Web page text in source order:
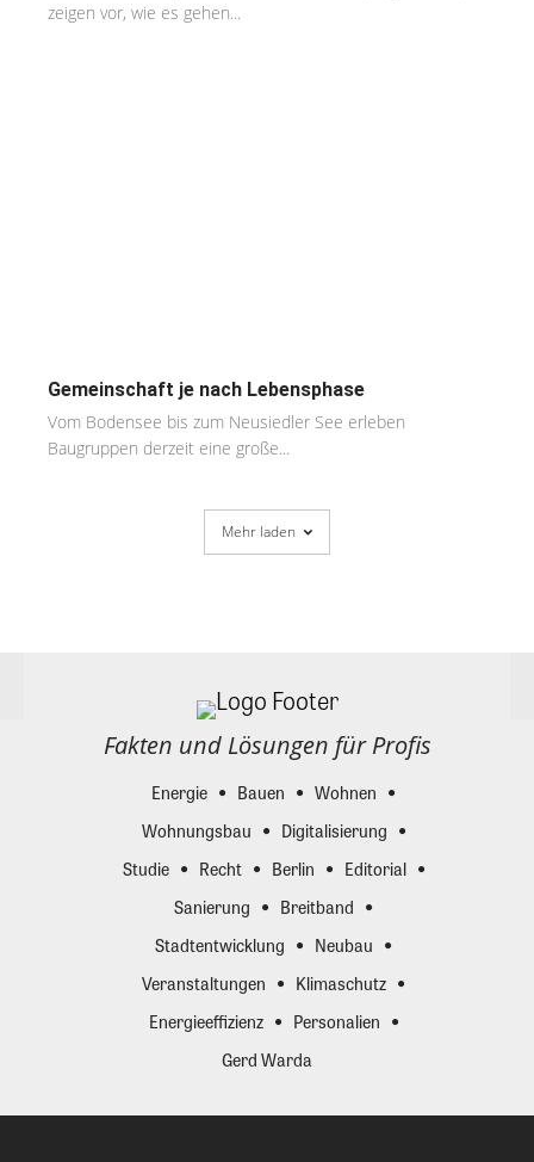
zeigen vor, wie es gehen...
Gemeinschaft je nach Lebensphase
Vom Bodensee bis zum Neusiedler See erleben
Baugruppen derzeit eine große...
Mehr laden
Fakten und Lösungen für Profis
Energie Bauen
Wohnen
Wohnungsbau
Digitalisierung
Studie
Recht Berlin
Editorial
Sanierung
Breitband
Stadtentwicklung
Neubau
Veranstaltungen
Klimaschutz
Energieeffizienz
Personalien
Gerd Warda